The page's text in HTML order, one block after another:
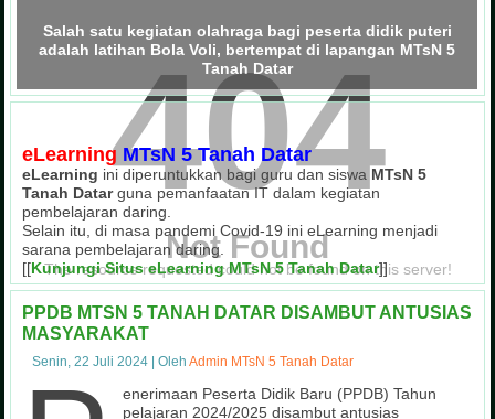
Usaha Kesehatan Sekolah (UKS)
Tim Sepakbola MTsN 5 Tanah Datar
Salah satu kegiatan olahraga bagi peserta didik puteri
adalah latihan Bola Voli, bertempat di lapangan MTsN 5
Tanah Datar
Team Drum Band MTsN 5
Tanaman Obat Keluarga (Toga)
PKKM MTsN 5 Tanah Datar oleh Kanwil
Perpustakaan MTsN 5
Penilaian Lomba Sekolah Sehat (LSS)
Pendaftaran Peserta Didik Baru (PPDB)
Pasukan Pengibar Bendera (Paskibra)
Mushalla MTsN 5 Tanah
Lomba Pionering Siswa MTsN 5
Kegiatan Muhadharah Siswa
eLearning MTsN 5 Tanah Datar
eLearning ini diperuntukkan bagi guru dan siswa MTsN 5
Tanah Datarguna pemanfaatan IT dalam kegiatan
pembelajaran daring.
Selain itu, di masa pandemi Covid-19 ini eLearning menjadi
sarana pembelajaran daring.
[[Kunjungi Situs eLearning MTsN 5 Tanah Datar]]
PPDB MTSN 5 TANAH DATAR DISAMBUT ANTUSIAS
MASYARAKAT
Senin, 22 Juli 2024 |Oleh Admin MTsN 5 Tanah Datar
enerimaan Peserta Didik Baru (PPDB) Tahun
pelajaran 2024/2025 disambut antusias
404
Not Found
The resource requested could not be found on this server!